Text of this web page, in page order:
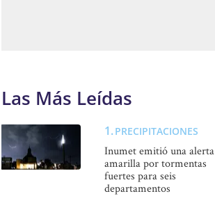
Las Más Leídas
PRECIPITACIONES
Inumet emitió una alerta
amarilla por tormentas
fuertes para seis
departamentos